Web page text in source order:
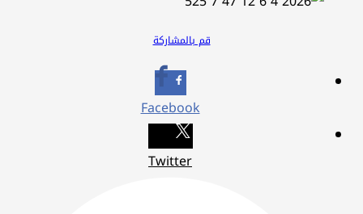
قم بالمشاركة
Facebook
Twitter